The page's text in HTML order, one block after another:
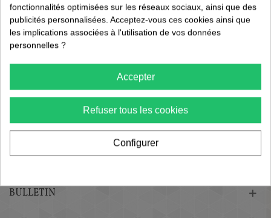
BULLETIN
fonctionnalités optimisées sur les réseaux sociaux, ainsi que des
publicités personnalisées. Acceptez-vous ces cookies ainsi que
les implications associées à l'utilisation de vos données
personnelles ?
Accepter
Refuser tous les cookies
Configurer